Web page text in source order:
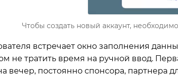
Чтобы создать новый аккаунт,
встречает окно заполнения
не тратить время на ручной ввод.
вечер, постоянно спонсора,